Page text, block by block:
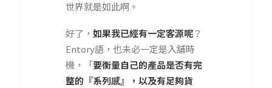
世界就是如此啊。
好了， 如果我已經有一定客源呢？
Entory語，也未必一定是入舖時
機，「要衡量自己的產品是否有完
整的『系列感』，以及有足夠貨